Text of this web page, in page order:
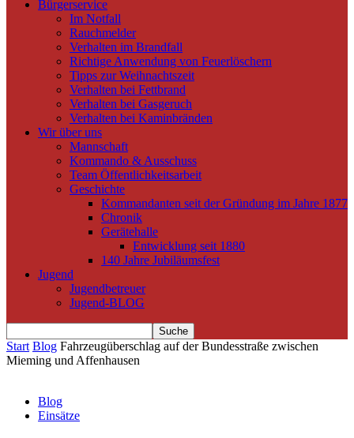
Bürgerservice
Im Notfall
Rauchmelder
Verhalten im Brandfall
Richtige Anwendung von Feuerlöschern
Tipps zur Weihnachtszeit
Verhalten bei Fettbrand
Verhalten bei Gasgeruch
Verhalten bei Kaminbränden
Wir über uns
Mannschaft
Kommando & Ausschuss
Team Öffentlichkeitsarbeit
Geschichte
Kommandanten seit der Gründung im Jahre 1877
Chronik
Gerätehalle
Entwicklung seit 1880
140 Jahre Jubiläumsfest
Jugend
Jugendbetreuer
Jugend-BLOG
Start Blog Fahrzeugüberschlag auf der Bundesstraße zwischen
Mieming und Affenhausen
Blog
Einsätze